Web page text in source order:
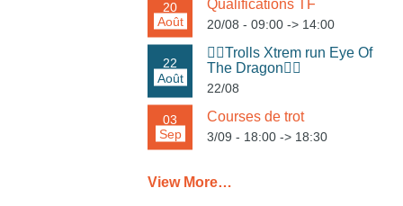
Août
20 Qualifications TF
20/08 - 09:00 -> 14:00
Août
22
🏃‍♀️Trolls Xtrem run Eye Of
The Dragon🏃‍♂️
22/08
Sep
03 Courses de trot
3/09 - 18:00 -> 18:30
View More…